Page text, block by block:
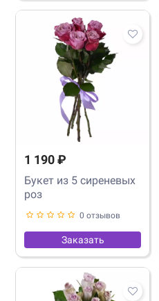
1 190 ₽
Букет из 5 сиреневых
роз
0 отзывов
Заказать